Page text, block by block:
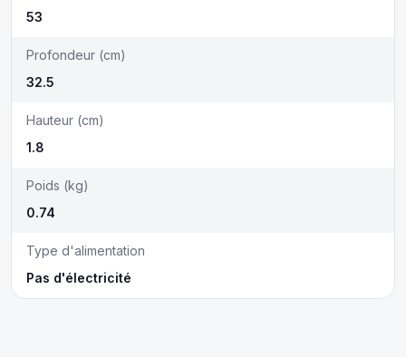
53
Profondeur (cm)
32.5
Hauteur (cm)
1.8
Poids (kg)
0.74
Type d'alimentation
Pas d'électricité